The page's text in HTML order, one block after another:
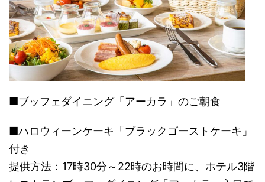
■ブッフェダイニング「アーカラ」のご朝食
■ハロウィーンケーキ「ブラックゴーストケーキ」
付き
提供方法：17時30分～22時のお時間に、ホテル3階